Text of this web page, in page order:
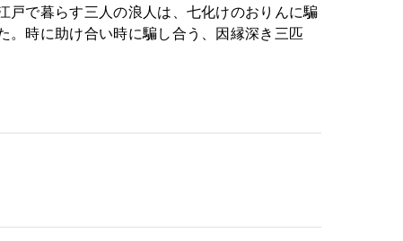
で暮らす三人の浪人は、七化けのおりんに騙
時に助け合い時に騙し合う、因縁深き三匹